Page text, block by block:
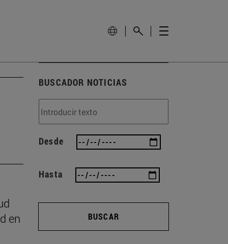
en
BUSCADOR NOTICIAS
Desde
Hasta
BUSCAR